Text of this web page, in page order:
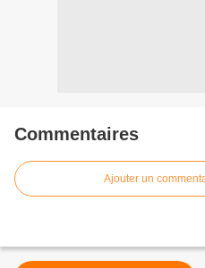
Commentaires
Ajouter un